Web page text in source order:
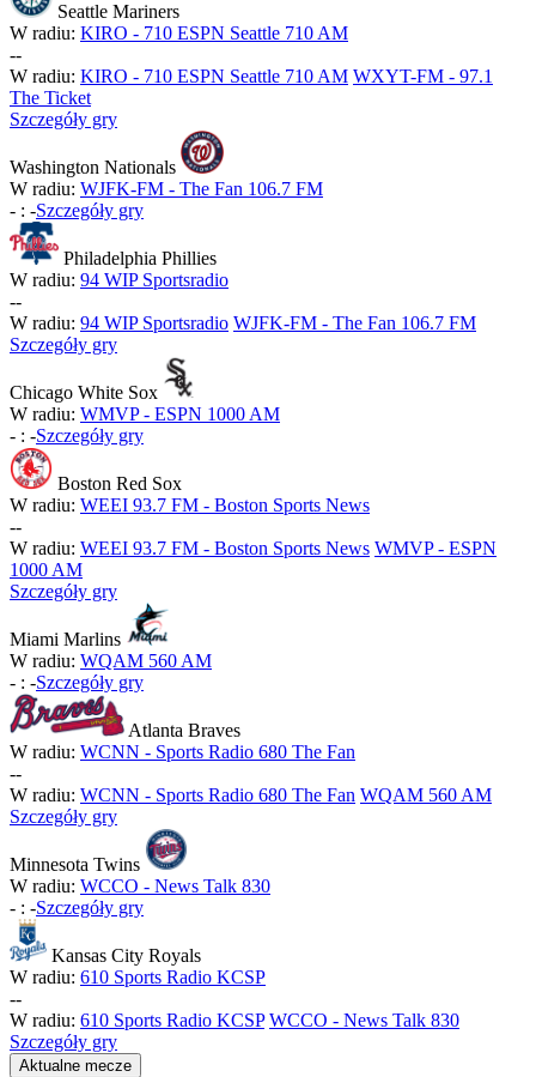
Seattle Mariners
W radiu: KIRO - 710 ESPN Seattle 710 AM
--
W radiu: KIRO - 710 ESPN Seattle 710 AM WXYT-FM - 97.1
The Ticket
Szczegóły gry
Washington Nationals
W radiu: WJFK-FM - The Fan 106.7 FM
- : -Szczegóły gry
Philadelphia Phillies
W radiu: 94 WIP Sportsradio
--
W radiu: 94 WIP Sportsradio WJFK-FM - The Fan 106.7 FM
Szczegóły gry
Chicago White Sox
W radiu: WMVP - ESPN 1000 AM
- : -Szczegóły gry
Boston Red Sox
W radiu: WEEI 93.7 FM - Boston Sports News
--
W radiu: WEEI 93.7 FM - Boston Sports News WMVP - ESPN
1000 AM
Szczegóły gry
Miami Marlins
W radiu: WQAM 560 AM
- : -Szczegóły gry
Atlanta Braves
W radiu: WCNN - Sports Radio 680 The Fan
--
W radiu: WCNN - Sports Radio 680 The Fan WQAM 560 AM
Szczegóły gry
Minnesota Twins
W radiu: WCCO - News Talk 830
- : -Szczegóły gry
Kansas City Royals
W radiu: 610 Sports Radio KCSP
--
W radiu: 610 Sports Radio KCSP WCCO - News Talk 830
Szczegóły gry
Aktualne mecze